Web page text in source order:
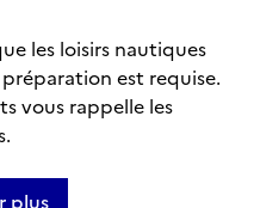
les loisirs nautiques
est requise.
vous rappelle les